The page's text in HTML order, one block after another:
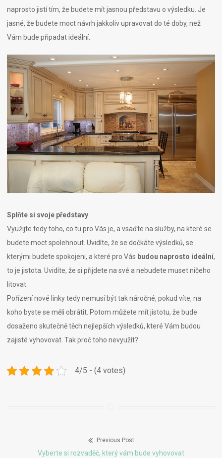
naprosto jistí tím, že budete mít jasnou představu o výsledku. Je
jasné, že budete moct návrh jakkoliv upravovat do té doby, než
Vám bude připadat ideální.
Splňte si svoje představy
Využijte tedy toho, co tu pro Vás je, a vsaďte na služby, na které se
budete moct spolehnout. Uvidíte, že se dočkáte výsledků, se
kterými budete spokojeni, a které pro Vás budou naprosto ideální,
to je jistota. Uvidíte, že si přijdete na své a nebudete muset ničeho
litovat.
Pořízení nové linky tedy nemusí být tak náročné, pokud víte, na
koho byste se měli obrátit. Potom můžete mít jistotu, že bude
dosaženo skutečně těch nejlepších výsledků, které Vám budou
zajisté vyhovovat. Tak proč toho nevyužít?
4/5 - (4 votes)
Previous Post
Previous
Vyberte si rozvaděč, který vám bude vyhovovat